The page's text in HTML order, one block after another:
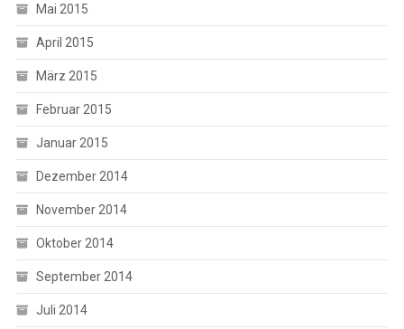
Mai 2015
April 2015
März 2015
Februar 2015
Januar 2015
Dezember 2014
November 2014
Oktober 2014
September 2014
Juli 2014